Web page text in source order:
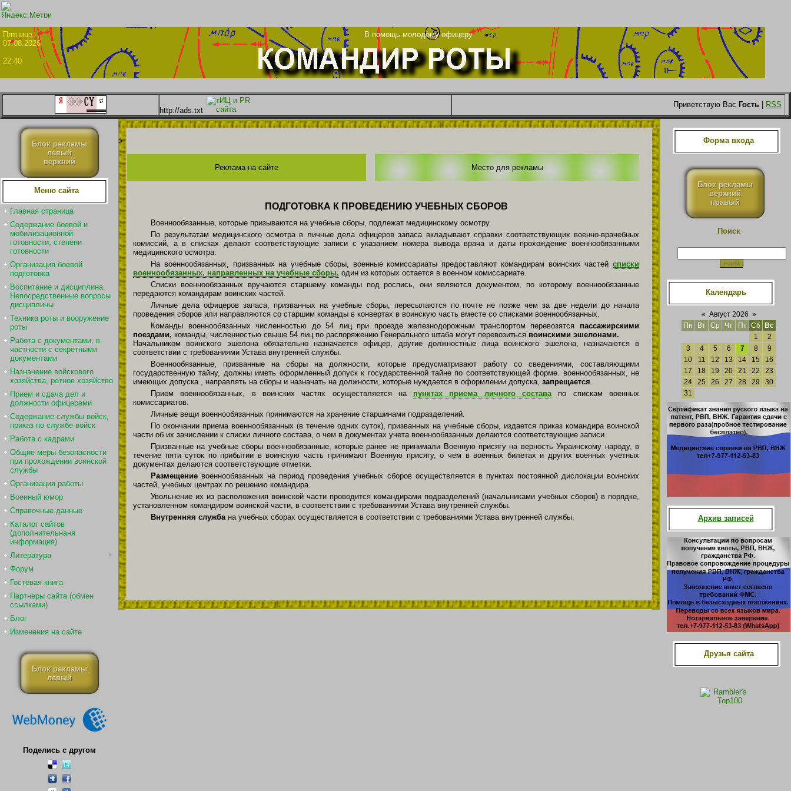
Пятница
В помощь молодому офицеру
07.08.2026
22:40
http://ads.txt
Приветствую Вас Гость RSS
Блок рекламы
левый
верхний
Меню сайта
Главная страница
Содержание боевой и
мобилизационной
готовности, степени
готовности
Организация боевой
подготовка
Воспитание и дисциплина.
Непосредственные вопросы
дисциплины
Техника роты и вооружение
роты
Работа с документами, в
частности с секретными
документами
Назначение войскового
хозяйства, ротное хозяйство
Прием и сдача дел и
должности офицерами
Содержание службы войск,
приказ по службе войск
Работа с кадрами
Общие меры безопасности
при прохождении воинской
службы
Организация работы
Военный юмор
Справочные данные
Каталог сайтов
(дополнительнаня
информация)
Литература
Форум
Гостевая книга
Партнеры сайта (обмен
ссылками)
Блог
Изменения на сайте
Блок рекламы
левый
Поделись с другом
>
Реклама на сайте Место для рекламы
ПОДГОТОВКА К ПРОВЕДЕНИЮ УЧЕБНЫХ СБОРОВ
Военнообязанные, которые призываются на учебные сборы, подлежат медицинскому осмотру.
По результатам медицинского осмотра в личные дела офицеров запаса вкладывают справки соответствующих военно-врачебных
комиссий, а в списках делают соответствующие записи с указанием номера вывода врача и даты прохождение военнообязанными
медицинского осмотра.
На военнообязанных, призванных на учебные сборы, военные комиссариаты предоставляют командирам воинских частей списки
военнообязанных, направленных на учебные сборы, один из которых остается в военном комиссариате.
Списки военнообязанных вручаются старшему команды под роспись, они являются документом, по которому военнообязанные
передаются командирам воинских частей.
Личные дела офицеров запаса, призванных на учебные сборы, пересылаются по почте не позже чем за две недели до начала
проведения сборов или направляются со старшим команды в конвертах в воинскую часть вместе со списками военнообязанных.
Команды военнообязанных численностью до 54 лиц при проезде железнодорожным транспортом перевозятся пассажирскими
поездами, команды, численностью свыше 54 лиц по распоряжению Генерального штаба могут перевозиться воинскими эшелонами.
Начальником воинского эшелона обязательно назначается офицер, другие должностные лица воинского эшелона, назначаются в
соответствии с требованиями Устава внутренней службы.
Военнообязанные, призванные на сборы на должности, которые предусматривают работу со сведениями, составляющими
государственную тайну, должны иметь оформленный допуск к государственной тайне по соответствующей форме. военнообязанных, не
имеющих допуска , направлять на сборы и назначать на должности, которые нуждается в оформлении допуска, запрещается
Прием военнообязанных, в воинских частях осуществляется на пунктах приема личного состава по спискам военных
комиссариатов.
Личные вещи военнообязанных принимаются на хранение старшинами подразделений.
По окончании приема военнообязанных (в течение одних суток), призванных на учебные сборы, издается приказ командира воинской
части об их зачислении к списки личного состава, о чем в документах учета военнообязанных делаются соответствующие записи.
Призванные на учебные сборы военнообязанные, которые ранее не принимали Военную присягу на верность Украинскому народу, в
течение пяти суток по прибытии в воинскую часть принимают Военную присягу, о чем в военных билетах и других военных учетных
документах делаются соответствующие отметки.
Размещение военнообязанных на период проведения учебных сборов осуществляется в пунктах постоянной дислокации воинских
частей, учебных центрах по решению командира.
Увольнение их из расположения воинской части проводится командирами подразделений (начальниками учебных сборов) в порядке,
установленном командиром воинской части, в соответствии с требованиями Устава внутренней службы.
Внутренняя служба на учебных сборах осуществляется в соответствии с требованиями Устава внутренней службы.
Форма входа
Блок рекламы
верхний
правый
Поиск
Календарь
« Август 2026 »
Пн
Вт Ср Чт Пт Сб
Вс
1
2
3
4 5 6 7 8
9
10
11 12 13 14 15
16
17
18 19 20 21 22
23
24
25 26 27 28 29
30
31
Архив записей
Друзья сайта